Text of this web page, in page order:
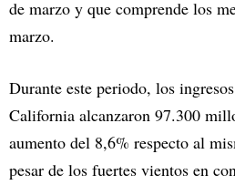
de marzo y que comprende los
marzo.
Durante este periodo, los
California alcanzaron 97.300
aumento del 8,6% respecto al
pesar de los fuertes vientos en